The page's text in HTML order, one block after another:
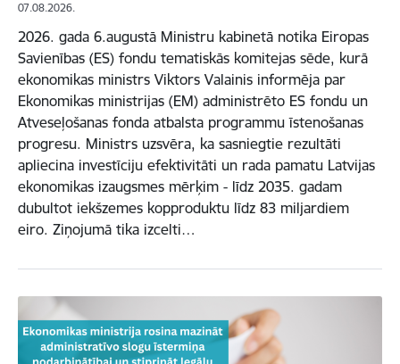
07.08.2026.
2026. gada 6.augustā Ministru kabinetā notika Eiropas
Savienības (ES) fondu tematiskās komitejas sēde, kurā
ekonomikas ministrs Viktors Valainis informēja par
Ekonomikas ministrijas (EM) administrēto ES fondu un
Atveseļošanas fonda atbalsta programmu īstenošanas
progresu. Ministrs uzsvēra, ka sasniegtie rezultāti
apliecina investīciju efektivitāti un rada pamatu Latvijas
ekonomikas izaugsmes mērķim - līdz 2035. gadam
dubultot iekšzemes kopproduktu līdz 83 miljardiem
eiro. Ziņojumā tika izcelti…